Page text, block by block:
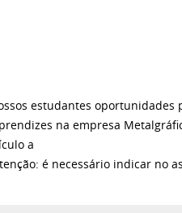
estudantes oportunidades
na empresa
a
é necessário indicar no